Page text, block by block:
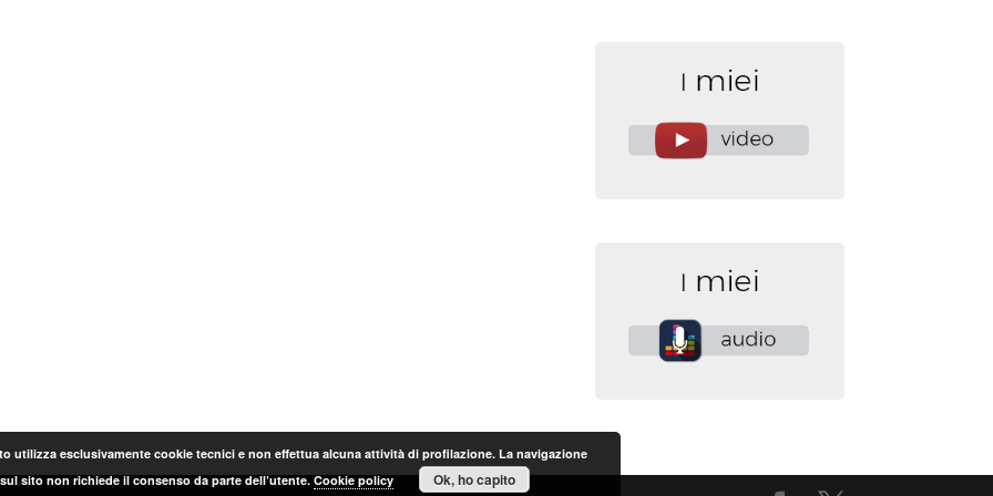
utilizza esclusivamente cookie tecnici e non effettua alcuna attività di profilazione. La navigazione
sul sito non richiede il consenso da parte dell’utente.Cookie policy Ok, ho capito